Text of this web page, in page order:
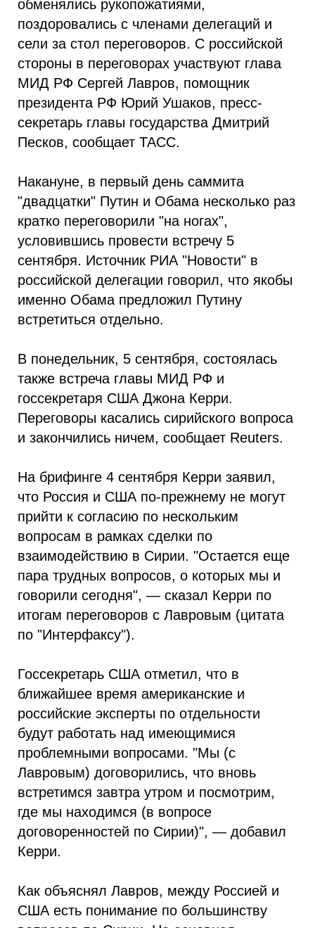
обменялись рукопожатиями,
поздоровались с членами делегаций и
сели за стол переговоров. С российской
стороны в переговорах участвуют глава
МИД РФ Сергей Лавров, помощник
президента РФ Юрий Ушаков, пресс-
секретарь главы государства Дмитрий
Песков, сообщает ТАСС.
Накануне, в первый день саммита
"двадцатки" Путин и Обама несколько раз
кратко переговорили "на ногах",
условившись провести встречу 5
сентября. Источник РИА "Новости" в
российской делегации говорил, что якобы
именно Обама предложил Путину
встретиться отдельно.
В понедельник, 5 сентября, состоялась
также встреча главы МИД РФ и
госсекретаря США Джона Керри.
Переговоры касались сирийского вопроса
и закончились ничем, сообщает Reuters.
На брифинге 4 сентября Керри заявил,
что Россия и США по-прежнему не могут
прийти к согласию по нескольким
вопросам в рамках сделки по
взаимодействию в Сирии. "Остается еще
пара трудных вопросов, о которых мы и
говорили сегодня", — сказал Керри по
итогам переговоров с Лавровым (цитата
по "Интерфаксу").
Госсекретарь США отметил, что в
ближайшее время американские и
российские эксперты по отдельности
будут работать над имеющимися
проблемными вопросами. "Мы (с
Лавровым) договорились, что вновь
встретимся завтра утром и посмотрим,
где мы находимся (в вопросе
договоренностей по Сирии)", — добавил
Керри.
Как объяснял Лавров, между Россией и
США есть понимание по большинству